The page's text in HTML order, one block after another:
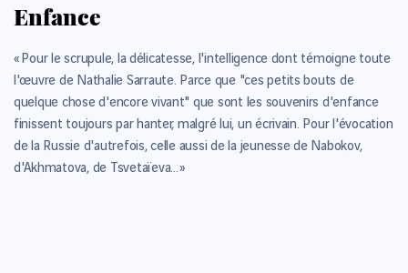
Enfance
« Pour le scrupule, la délicatesse, l'intelligence dont témoigne toute
l'œuvre de Nathalie Sarraute. Parce que "ces petits bouts de
quelque chose d'encore vivant" que sont les souvenirs d'enfance
finissent toujours par hanter, malgré lui, un écrivain. Pour l'évocation
de la Russie d'autrefois, celle aussi de la jeunesse de Nabokov,
d'Akhmatova, de Tsvetaïeva... »